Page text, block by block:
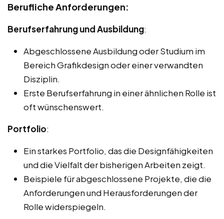
Berufliche Anforderungen:
Berufserfahrung und Ausbildung:
Abgeschlossene Ausbildung oder Studium im
Bereich Grafikdesign oder einer verwandten
Disziplin.
Erste Berufserfahrung in einer ähnlichen Rolle ist
oft wünschenswert.
Portfolio:
Ein starkes Portfolio, das die Designfähigkeiten
und die Vielfalt der bisherigen Arbeiten zeigt.
Beispiele für abgeschlossene Projekte, die die
Anforderungen und Herausforderungen der
Rolle widerspiegeln.